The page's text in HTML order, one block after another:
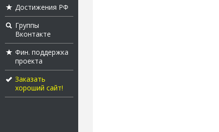
Достижения РФ
Группы
Вконтакте
Фин. поддержка
проекта
Заказать
хороший сайт!